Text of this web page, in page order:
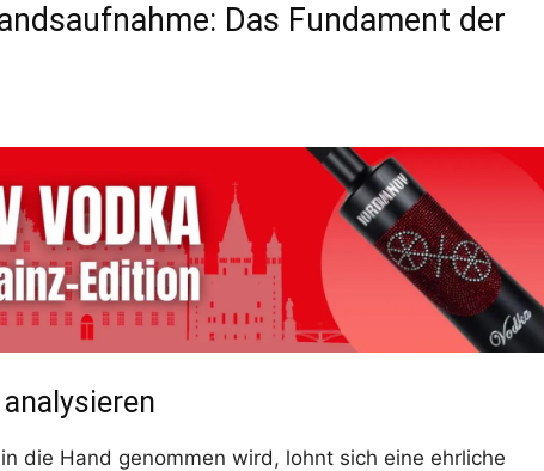
Das Fundament der
die Hand genommen wird, lohnt sich eine ehrliche